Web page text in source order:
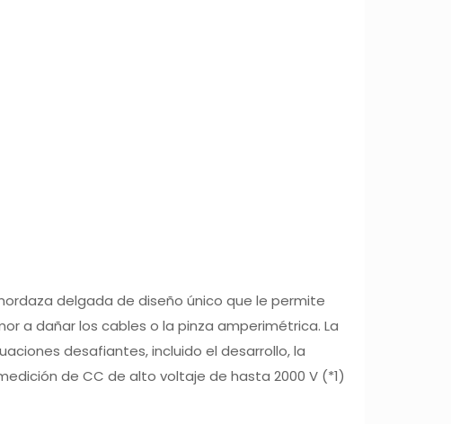
delgada de diseño único que le permite
a dañar los cables o la pinza amperimétrica. La
desafiantes, incluido el desarrollo, la
de CC de alto voltaje de hasta 2000 V (*1)